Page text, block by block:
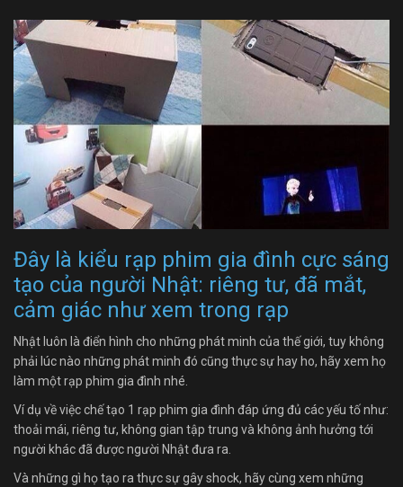
Đây là kiểu rạp phim gia đình cực sáng
tạo của người Nhật: riêng tư, đã mắt,
cảm giác như xem trong rạp
Nhật luôn là điển hình cho những phát minh của thế giới, tuy không
phải lúc nào những phát minh đó cũng thực sự hay ho, hãy xem họ
làm một rạp phim gia đình nhé.
Ví dụ về việc chế tạo 1 rạp phim gia đình đáp ứng đủ các yếu tố như:
thoải mái, riêng tư, không gian tập trung và không ảnh hưởng tới
người khác đã được người Nhật đưa ra.
Và những gì họ tạo ra thực sự gây shock, hãy cùng xem những